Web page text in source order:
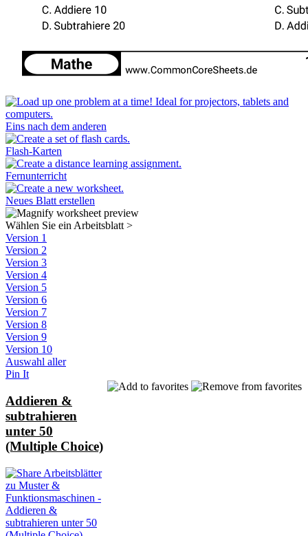
Eins nach dem anderen
Flash-Karten
Fernunterricht
Neues Blatt erstellen
Wählen Sie ein Arbeitsblatt >
Version 1
Version 2
Version 3
Version 4
Version 5
Version 6
Version 7
Version 8
Version 9
Version 10
Auswahl aller
Pin It
Addieren &
subtrahieren
unter 50
(Multiple Choice)